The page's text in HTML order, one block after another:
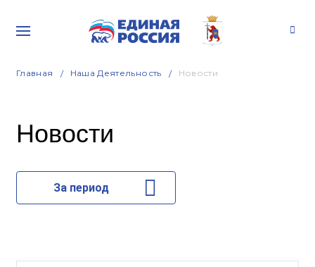
Главная Наша Деятельность Новости
Новости
За период